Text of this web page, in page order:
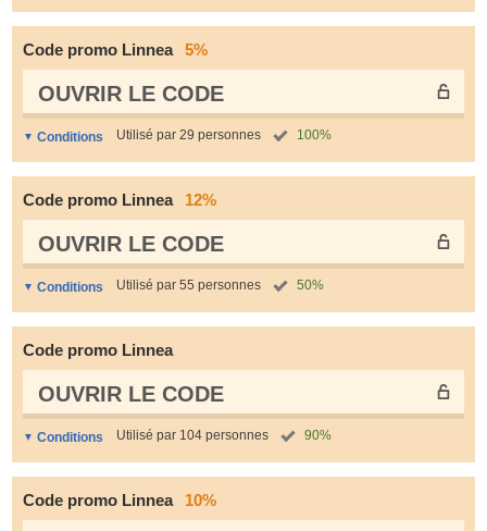
Code promo Linnea 5%
OUVRIR LE СODE
Conditions Utilisé par 29 personnes 100%
Code promo Linnea 12%
OUVRIR LE СODE
Conditions Utilisé par 55 personnes 50%
Code promo Linnea
OUVRIR LE СODE
Conditions Utilisé par 104 personnes 90%
Code promo Linnea 10%